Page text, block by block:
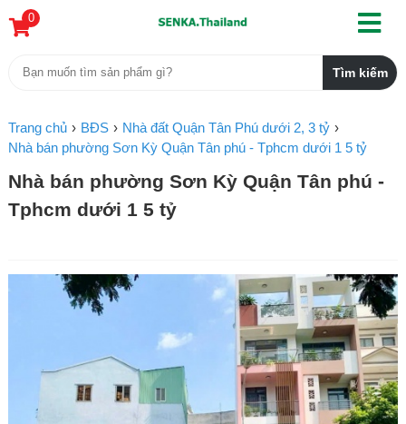
0
Trang chủ BĐS
Nhà đất Quận Tân Phú dưới 2, 3 tỷ
Nhà bán phường Sơn Kỳ Quận Tân phú - Tphcm dưới 1 5 tỷ
Nhà bán phường Sơn Kỳ Quận Tân phú -
Tphcm dưới 1 5 tỷ